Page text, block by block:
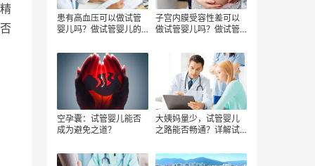
患有高血压可以做试管
婴儿吗？做试管婴儿的
子宫内膜受容性差可以
做试管婴儿吗？做试管
空孕囊：试管婴儿能否
成为避免之道？
大姨妈量少，试管婴儿
之路能否畅通？详解试